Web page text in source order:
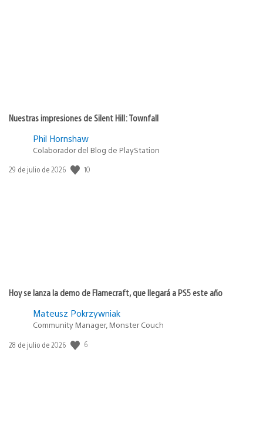
Nuestras impresiones de Silent Hill: Townfall
Phil Hornshaw
Colaborador del Blog de PlayStation
Fecha
29 de julio de 2026 10
Hoy se lanza la demo de Flamecraft, que llegará a PS5 este año
Mateusz Pokrzywniak
Community Manager, Monster Couch
Fecha
28 de julio de 2026 6